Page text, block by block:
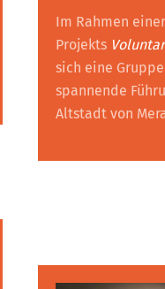
Im Rahmen
Projekts
sich eine
spannende
Altstadt von